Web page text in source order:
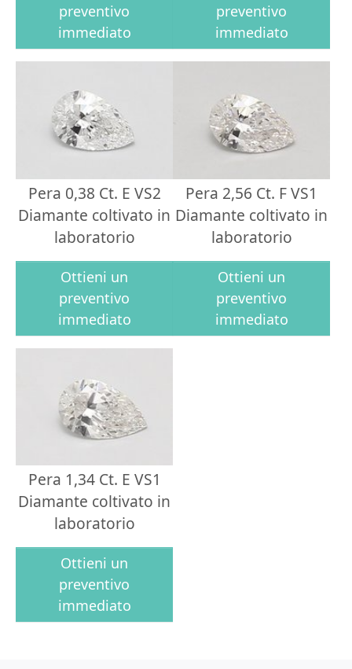
preventivo
immediato
preventivo
immediato
Pera 0,38 Ct. E VS2
Diamante coltivato in
laboratorio
Ottieni un
preventivo
immediato
Pera 2,56 Ct. F VS1
Diamante coltivato in
laboratorio
Ottieni un
preventivo
immediato
Pera 1,34 Ct. E VS1
Diamante coltivato in
laboratorio
Ottieni un
preventivo
immediato